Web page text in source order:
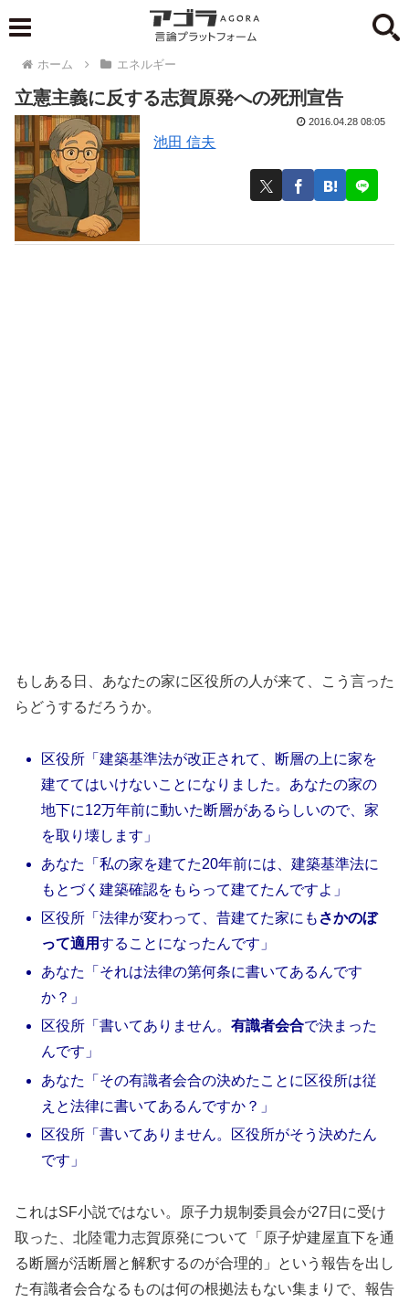
ホーム エネルギー
立憲主義に反する志賀原発への死刑宣告
池田 信夫
2016.04.28 08:05
もしある日、あなたの家に区役所の人が来て、こう言った
らどうするだろうか。
区役所「建築基準法が改正されて、断層の上に家を
建ててはいけないことになりました。あなたの家の
地下に12万年前に動いた断層があるらしいので、家
を取り壊します」
あなた「私の家を建てた20年前には、建築基準法に
もとづく建築確認をもらって建てたんですよ」
区役所「法律が変わって、昔建てた家にも さかのぼ
って適用することになったんです」
あなた「それは法律の第何条に書いてあるんです
か？」
区役所「書いてありません。有識者会合で決まった
んです」
あなた「その有識者会合の決めたことに区役所は従
えと法律に書いてあるんですか？」
区役所「書いてありません。区役所がそう決めたん
です」
これはSF小説ではない。原子力規制委員会が27日に受け
取った、北陸電力志賀原発について「原子炉建屋直下を通
る断層が活断層と解釈するのが合理的」という報告を出し
た有識者会合なるものは何の根拠法もない集まりで、報告